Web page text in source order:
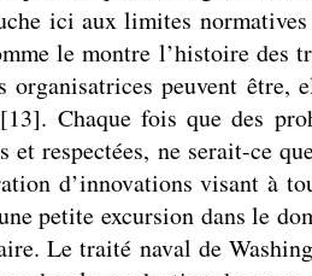
ici aux limites normatives
le montre l’histoire des
organisatrices peuvent être,
[13]. Chaque fois que des
et respectées, ne serait-ce
d’innovations visant à
petite excursion dans le
Le traité naval de